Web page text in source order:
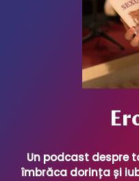
Un podcast despre
îmbrăca dorința și